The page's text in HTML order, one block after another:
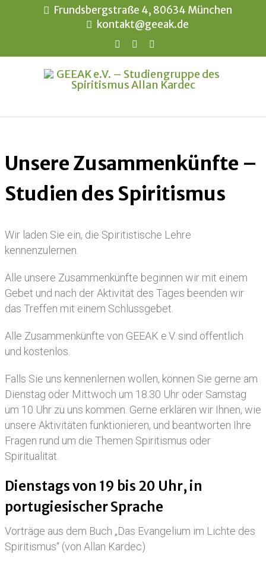
Frundsbergstraße 4, 80634 München
kontakt@geeak.de
Unsere Zusammenkünfte –
Studien des Spiritismus
Wir laden Sie ein, die Spiritistische Lehre
kennenzulernen.
Alle unsere Zusammenkünfte beginnen wir mit einem
Gebet und nach der Aktivität des Tages beenden wir
das Treffen mit einem Schlussgebet.
Alle Zusammenkünfte von GEEAK e.V. sind öffentlich
und kostenlos.
Falls Sie uns kennenlernen wollen, können Sie gerne am
Dienstag oder Mittwoch um 18.30 Uhr oder Samstag
um 10 Uhr zu uns kommen. Gerne erklären wir Ihnen, wie
unsere Aktivitäten funktionieren, und beantworten Ihre
Fragen rund um die Themen Spiritismus oder
Spiritualität.
Dienstags von 19 bis 20 Uhr, in
portugiesischer Sprache
Vorträge aus dem Buch „Das Evangelium im Lichte des
Spiritismus“ (von Allan Kardec)